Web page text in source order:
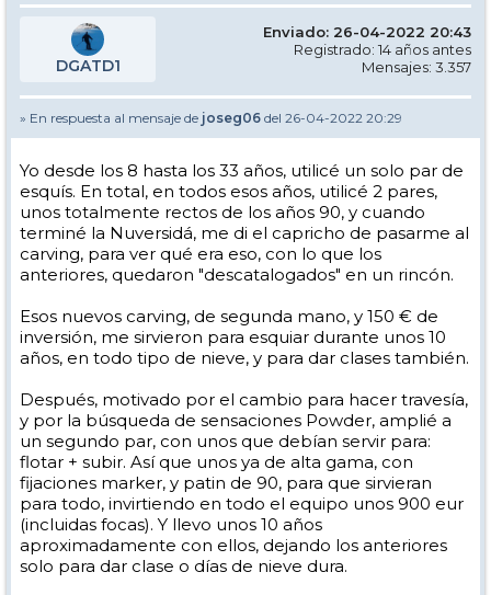
DGATD1
Enviado: 26-04-2022 20:43
Registrado: 14 años antes
Mensajes: 3.357
» En respuesta al mensaje de joseg06 del 26-04-2022 20:29
Yo desde los 8 hasta los 33 años, utilicé un solo par de
esquís. En total, en todos esos años, utilicé 2 pares,
unos totalmente rectos de los años 90, y cuando
terminé la Nuversidá, me di el capricho de pasarme al
carving, para ver qué era eso, con lo que los
anteriores, quedaron "descatalogados" en un rincón.
Esos nuevos carving, de segunda mano, y 150 € de
inversión, me sirvieron para esquiar durante unos 10
años, en todo tipo de nieve, y para dar clases también.
Después, motivado por el cambio para hacer travesía,
y por la búsqueda de sensaciones Powder, amplié a
un segundo par, con unos que debían servir para:
flotar + subir. Así que unos ya de alta gama, con
fijaciones marker, y patin de 90, para que sirvieran
para todo, invirtiendo en todo el equipo unos 900 eur
(incluidas focas). Y llevo unos 10 años
aproximadamente con ellos, dejando los anteriores
solo para dar clase o días de nieve dura.